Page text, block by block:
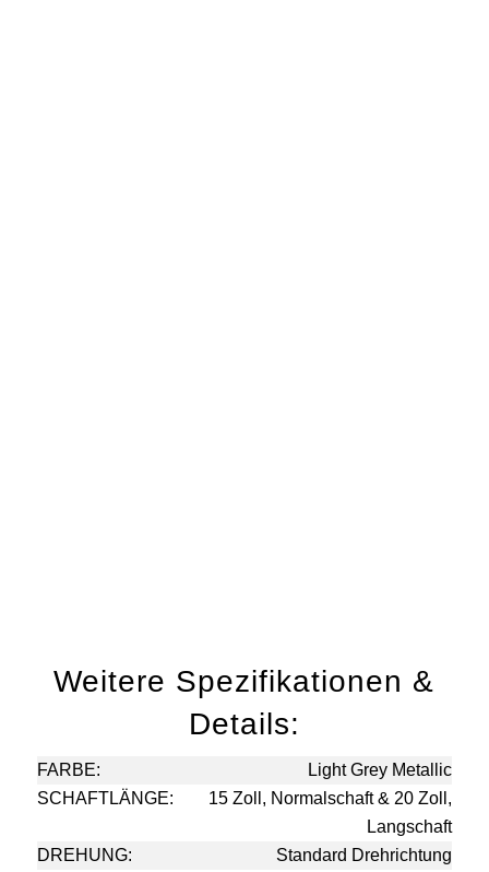
Weitere Spezifikationen &
Details:
FARBE:
Light Grey Metallic
SCHAFTLÄNGE:
15 Zoll, Normalschaft & 20 Zoll,
Langschaft
DREHUNG:
Standard Drehrichtung